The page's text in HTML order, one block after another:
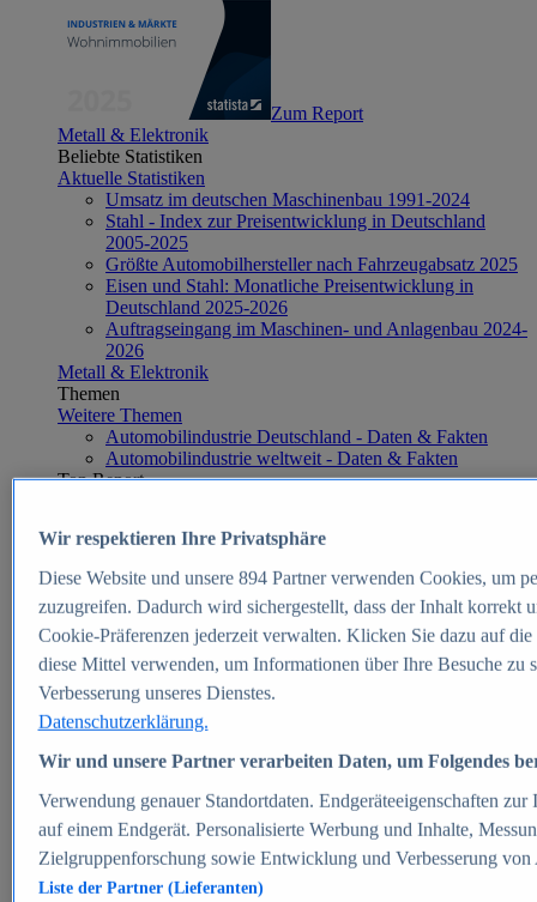
Zum Report
Metall & Elektronik
Beliebte Statistiken
Aktuelle Statistiken
Umsatz im deutschen Maschinenbau 1991-2024
Stahl - Index zur Preisentwicklung in Deutschland
2005-2025
Größte Automobilhersteller nach Fahrzeugabsatz 2025
Eisen und Stahl: Monatliche Preisentwicklung in
Deutschland 2025-2026
Auftragseingang im Maschinen- und Anlagenbau 2024-
2026
Metall & Elektronik
Themen
Weitere Themen
Automobilindustrie Deutschland - Daten & Fakten
Automobilindustrie weltweit - Daten & Fakten
Top Report
Zum Report
E-commerce
Beliebte Statistiken
Aktuelle Statistiken
E-Commerce - Entwicklung des Umsatzes in
Deutschland 1999-2025
Umsatz von Amazon in Deutschland und weltweit
2010-2025
B2C-E-Commerce: Top-50 Online Shops in
Deutschland 2024
Marktanteile von Online-Zahlungsverfahren in
Deutschland 2024
Umsatzstarke Warengruppen im Online-Handel in
Deutschland 2023-2025
Wir respektieren Ihre Privatsphäre
Diese Website und unsere 894Partner verwenden Cookies, um
zuzugreifen. Dadurch wird sichergestellt, dass der Inhalt korrekt
Cookie-Präferenzen jederzeit verwalten. Klicken Sie dazu auf
diese Mittel verwenden, um Informationen über Ihre Besuche
Verbesserung unseres Dienstes.
Datenschutzerklärung.
Wir und unsere Partner verarbeiten Daten, um Folgendes
Verwendung genauer Standortdaten. Endgeräteeigenschaften
auf einem Endgerät. Personalisierte Werbung und Inhalte,
Zielgruppenforschung sowie Entwicklung und Verbesserung von
Liste der Partner (Lieferanten)